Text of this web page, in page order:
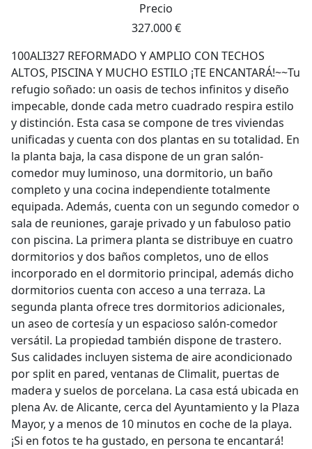
Precio
327.000 €
100ALI327 REFORMADO Y AMPLIO CON TECHOS
ALTOS, PISCINA Y MUCHO ESTILO ¡TE ENCANTARÁ!~~Tu
refugio soñado: un oasis de techos infinitos y diseño
impecable, donde cada metro cuadrado respira estilo
y distinción. Esta casa se compone de tres viviendas
unificadas y cuenta con dos plantas en su totalidad. En
la planta baja, la casa dispone de un gran salón-
comedor muy luminoso, una dormitorio, un baño
completo y una cocina independiente totalmente
equipada. Además, cuenta con un segundo comedor o
sala de reuniones, garaje privado y un fabuloso patio
con piscina. La primera planta se distribuye en cuatro
dormitorios y dos baños completos, uno de ellos
incorporado en el dormitorio principal, además dicho
dormitorios cuenta con acceso a una terraza. La
segunda planta ofrece tres dormitorios adicionales,
un aseo de cortesía y un espacioso salón-comedor
versátil. La propiedad también dispone de trastero.
Sus calidades incluyen sistema de aire acondicionado
por split en pared, ventanas de Climalit, puertas de
madera y suelos de porcelana. La casa está ubicada en
plena Av. de Alicante, cerca del Ayuntamiento y la Plaza
Mayor, y a menos de 10 minutos en coche de la playa.
¡Si en fotos te ha gustado, en persona te encantará!